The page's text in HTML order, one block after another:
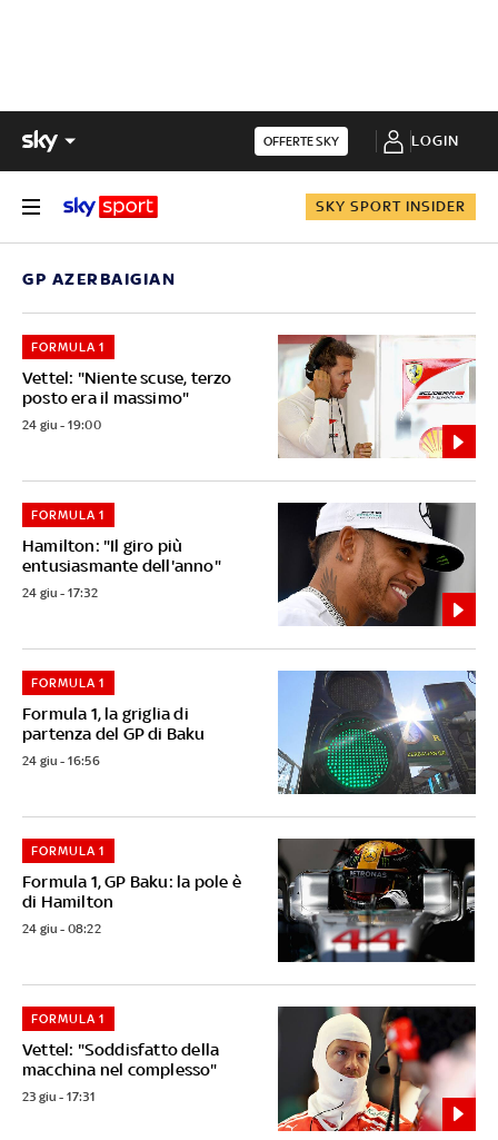
OFFERTE SKY LOGIN
SKY SPORT INSIDER
GP AZERBAIGIAN
Vettel: "Niente scuse, terzo
posto era il massimo"
FORMULA 1
24 giu - 19:00
Hamilton: "Il giro più
entusiasmante dell'anno"
FORMULA 1
24 giu - 17:32
Formula 1, la griglia di
partenza del GP di Baku
FORMULA 1
24 giu - 16:56
Formula 1, GP Baku: la pole è
di Hamilton
FORMULA 1
24 giu - 08:22
Vettel: "Soddisfatto della
macchina nel complesso"
FORMULA 1
23 giu - 17:31